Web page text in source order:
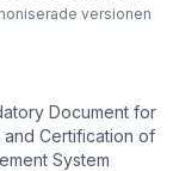
versionen
Document for
and Certification of
System